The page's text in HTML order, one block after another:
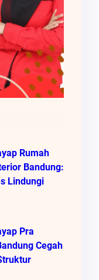
Rumah
Bandung:
Lindungi
Pra
Cegah